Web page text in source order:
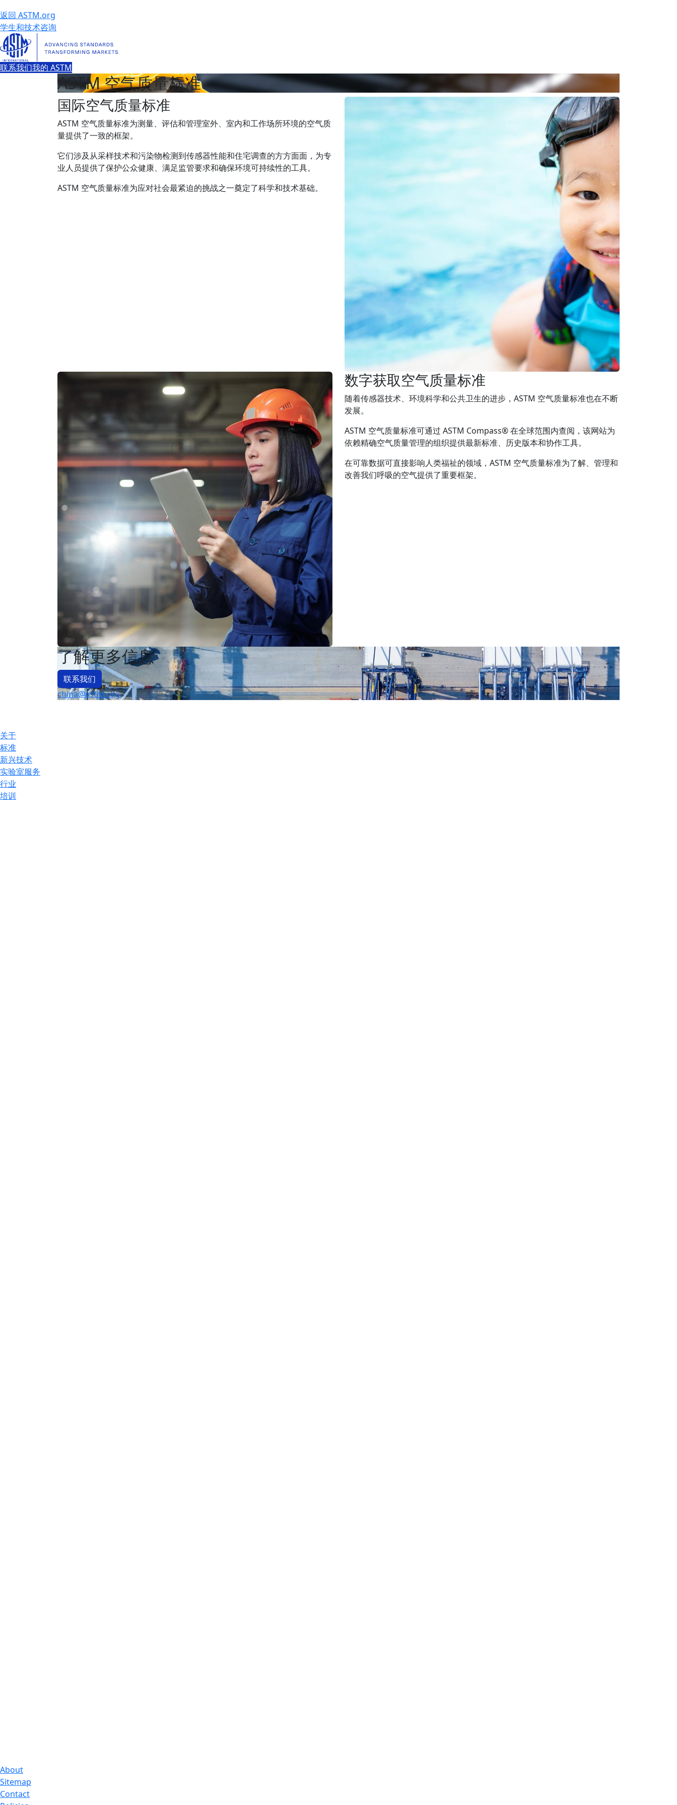
返回 ASTM.org
学生和技术咨询
联系我们我的 ASTM
ASTM 空气质量标准
国际空气质量标准
ASTM 空气质量标准为测量、评估和管理室外、室内和工作场所环境的空气质
量提供了一致的框架。
它们涉及从采样技术和污染物检测到传感器性能和住宅调查的方方面面，为专
业人员提供了保护公众健康、满足监管要求和确保环境可持续性的工具。
ASTM 空气质量标准为应对社会最紧迫的挑战之一奠定了科学和技术基础。
数字获取空气质量标准
随着传感器技术、环境科学和公共卫生的进步，ASTM 空气质量标准也在不断
发展。
ASTM 空气质量标准可通过 ASTM Compass® 在全球范围内查阅，该网站为
依赖精确空气质量管理的组织提供最新标准、历史版本和协作工具。
在可靠数据可直接影响人类福祉的领域，ASTM 空气质量标准为了解、管理和
改善我们呼吸的空气提供了重要框架。
了解更多信息
联系我们
china@astm.org
关于
标准
新兴技术
实验室服务
行业
培训
About
Sitemap
Contact